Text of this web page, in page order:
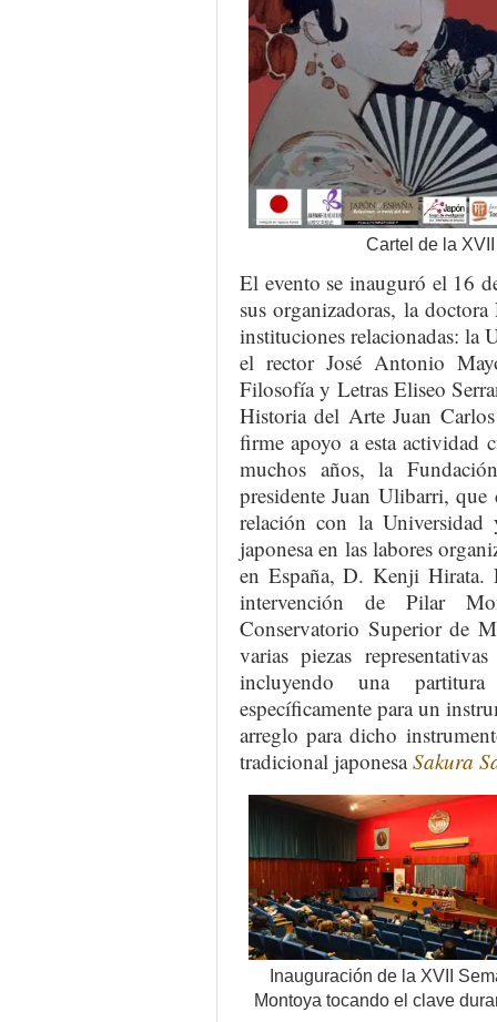
Cartel de la
El evento se inauguró el 16
sus organizadoras, la
instituciones relacionadas: la
el rector José Antonio
Filosofía y Letras Eliseo
Historia del Arte Juan
firme apoyo a esta actividad
muchos años, la
presidente Juan Ulibarri,
relación con la Universidad
japonesa en las labores
en España, D. Kenji Hirata.
intervención de Pilar
Conservatorio Superior de
varias piezas
incluyendo una
específicamente para un
arreglo para dicho
tradicional japonesaSakura
Inauguración de la XVII
Montoya tocando el clave